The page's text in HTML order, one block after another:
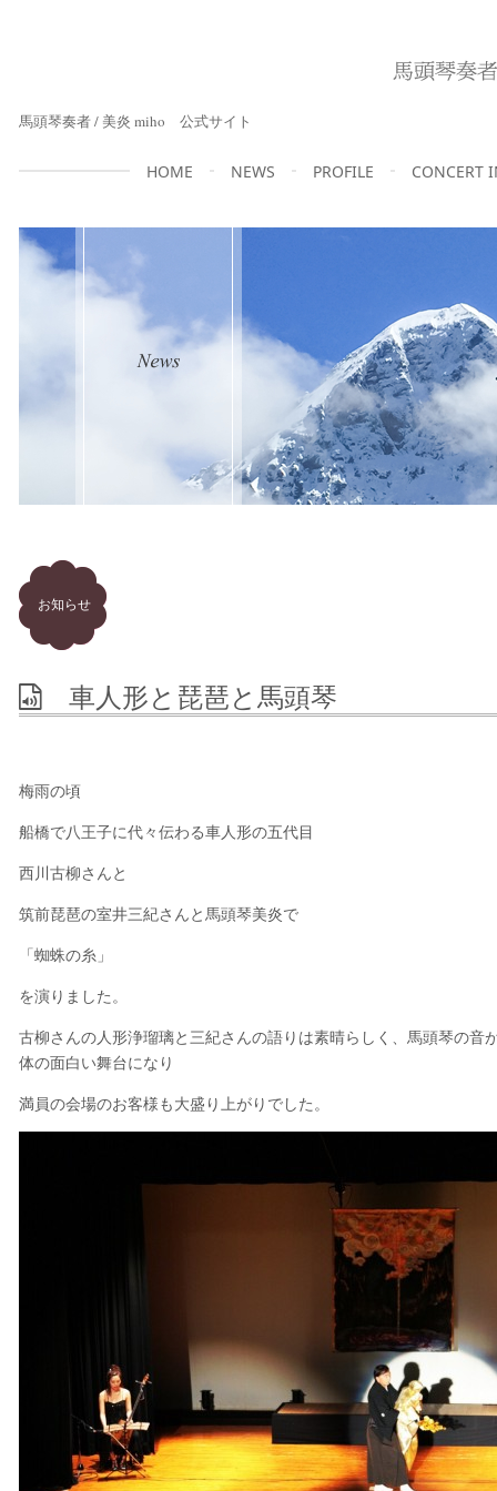
馬頭琴奏者 / 美炎 miho 公式サイト
HOME NEWS PROFILE CONCERT
お知らせ
車人形と琵琶と馬頭琴
梅雨の頃
船橋で八王子に代々伝わる車人形の五代目
西川古柳さんと
筑前琵琶の室井三紀さんと馬頭琴美炎で
「蜘蛛の糸」
を演りました。
古柳さんの人形浄瑠璃と三紀さんの語りは素晴らしく、馬頭琴の音
体の面白い舞台になり
満員の会場のお客様も大盛り上がりでした。